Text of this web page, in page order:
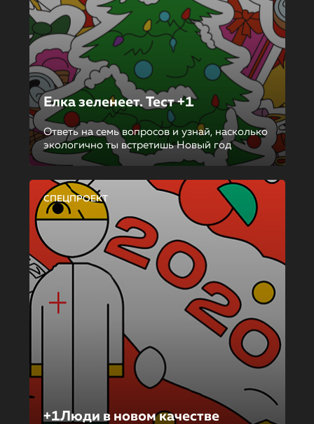
Елка зеленеет. Тест +1
Ответь на семь вопросов и узнай, насколько
экологично ты встретишь Новый год
СПЕЦПРОЕКТ
+1Люди в новом качестве